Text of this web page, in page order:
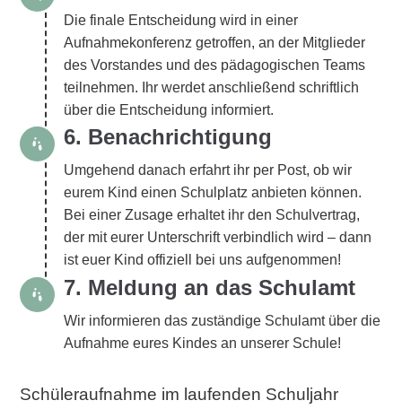
Die finale Entscheidung wird in einer
Aufnahmekonferenz getroffen, an der Mitglieder
des Vorstandes und des pädagogischen Teams
teilnehmen. Ihr werdet anschließend schriftlich
über die Entscheidung informiert.
6. Benachrichtigung
Umgehend danach erfahrt ihr per Post, ob wir
eurem Kind einen Schulplatz anbieten können.
Bei einer Zusage erhaltet ihr den Schulvertrag,
der mit eurer Unterschrift verbindlich wird – dann
ist euer Kind offiziell bei uns aufgenommen!
7. Meldung an das Schulamt
Wir informieren das zuständige Schulamt über die
Aufnahme eures Kindes an unserer Schule!
Schüleraufnahme im laufenden Schuljahr